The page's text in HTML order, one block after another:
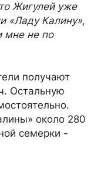
Жигулей уже
«Ладу Калину»,
мне не по
получают
Остальную
около 280
семерки -